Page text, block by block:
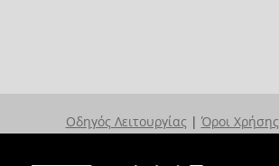
Οδηγός Λειτουργίας | Όροι Χρήσης